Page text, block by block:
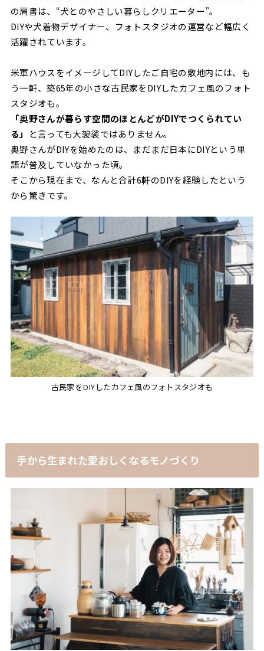
の肩書は、“犬とのやさしい暮らしクリエーター”。
DIYや犬着物デザイナー、フォトスタジオの運営など幅広く
活躍されています。
米軍ハウスをイメージしてDIYしたご自宅の敷地内には、も
う一軒、築65年の小さな古民家をDIYしたカフェ風のフォト
スタジオも。
「奥野さんが暮らす空間のほとんどがDIYでつくられてい
る」
と言っても大袈裟ではありません。
奥野さんがDIYを始めたのは、まだまだ日本にDIYという単
語が普及していなかった頃。
そこから現在まで、なんと合計6軒のDIYを経験したという
から驚きです。
古民家をDIYしたカフェ風のフォトスタジオも
手から生まれた愛おしくなるモノづくり